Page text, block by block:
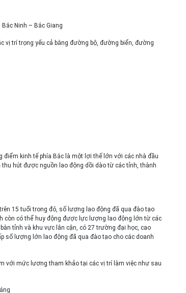
Ninh – Bắc Giang
vị trí trọng yếu cả bằng đường bộ, đường biển, đường
kinh tế phía Bắc là một lợi thế lớn với các nhà đầu
hút được nguồn lao động dồi dào từ các tỉnh, thành
15 tuổi trong đó, số lượng lao động đã qua đào tạo
còn có thể huy động được lực lượng lao động lớn từ các
tỉnh và khu vực lân cận, có 27 trường đại học, cao
số lượng lớn lao động đã qua đào tạo cho các doanh
với mức lương tham khảo tại các vị trí làm việc như sau